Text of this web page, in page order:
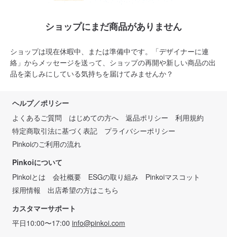
ショップにまだ商品がありません
ショップは現在休暇中、または準備中です。「デザイナーに連
絡」からメッセージを送って、ショップの再開や新しい商品の出
品を楽しみにしている気持ちを届けてみませんか？
ヘルプ／ポリシー
よくあるご質問
はじめての方へ 返品ポリシー
利用規約
特定商取引法に基づく表記
プライバシーポリシー
Pinkoiのご利用の流れ
Pinkoiについて
Pinkoiとは
会社概要 ESGの取り組み
Pinkoiマスコット
採用情報
出店希望の方はこちら
カスタマーサポート
平日10:00〜17:00 info@pinkoi.com